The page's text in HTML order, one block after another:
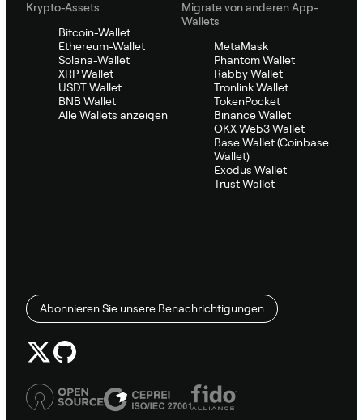
Krypto-Assets
Bitcoin-Wallet
Ethereum-Wallet
Solana-Wallet
XRP Wallet
USDT Wallet
BNB Wallet
Alle Wallets anzeigen
Migrate von anderen App-
Wallets
MetaMask
Phantom Wallet
Rabby Wallet
Tronlink Wallet
TokenPocket
Binance Wallet
OKX Web3 Wallet
Base Wallet (Coinbase
Wallet)
Exodus Wallet
Trust Wallet
Abonnieren Sie unsere Benachrichtigungen